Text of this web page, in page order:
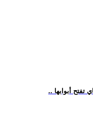
تفتح أبوابها